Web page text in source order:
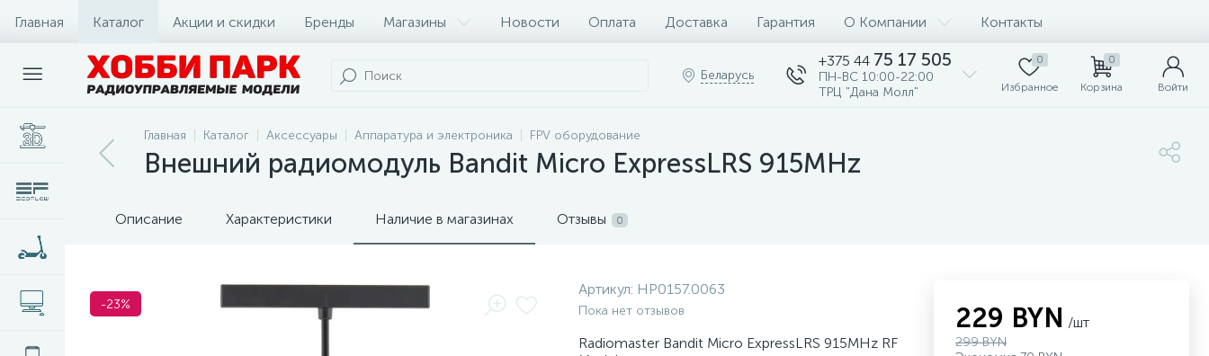
Главная Каталог Акции и скидки Бренды Магазины Новости Оплата Доставка Гарантия О Компании Контакты
Беларусь
+375 44 75 17 505
ПН-ВС 10:00-22:00
ТРЦ "Дана Молл"
0
Избранное
0
Корзина Войти
Главная Каталог Аксессуары Аппаратура и электроника FPV оборудование
Внешний радиомодуль Bandit Micro ExpressLRS 915MHz
Описание Характеристики Наличие в магазинах Отзывы 0
-23%
Артикул: HP0157.0063
Пока нет отзывов
Radiomaster Bandit Micro ExpressLRS 915MHz RF
229 BYN /шт
299 BYN